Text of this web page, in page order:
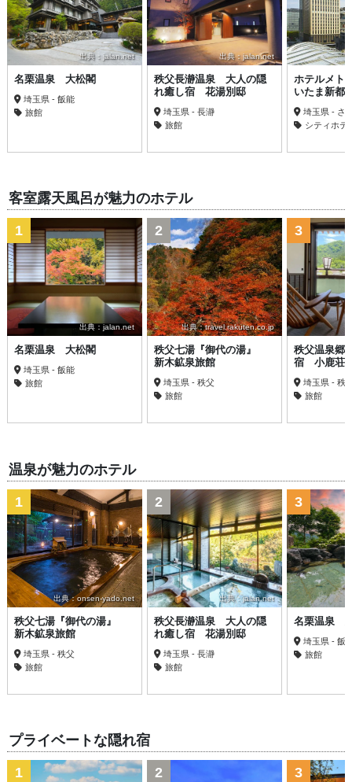
出典：jalan.net
名栗温泉 大松閣
埼玉県 - 飯能
旅館
出典：jalan.net
秩父長瀞温泉 大人の隠
れ癒し宿 花湯別邸
埼玉県 - 長瀞
旅館
ホテルメト
いたま新都
埼玉県 - さ
シティホテ
客室露天風呂が魅力のホテル
出典：jalan.net
1
名栗温泉 大松閣
埼玉県 - 飯能
旅館
出典：travel.rakuten.co.jp
2
秩父七湯『御代の湯』
新木鉱泉旅館
埼玉県 - 秩父
旅館
3
秩父温泉郷
宿 小鹿荘
埼玉県 - 秩
旅館
温泉が魅力のホテル
出典：onsen-yado.net
1
秩父七湯『御代の湯』
新木鉱泉旅館
埼玉県 - 秩父
旅館
出典：jalan.net
2
秩父長瀞温泉 大人の隠
れ癒し宿 花湯別邸
埼玉県 - 長瀞
旅館
3
名栗温泉
埼玉県 - 飯
旅館
プライベートな隠れ宿
1 2 3